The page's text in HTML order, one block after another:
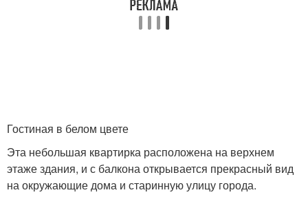
Гостиная в белом цвете
Эта небольшая квартирка расположена на верхнем
этаже здания, и с балкона открывается прекрасный вид
на окружающие дома и старинную улицу города.